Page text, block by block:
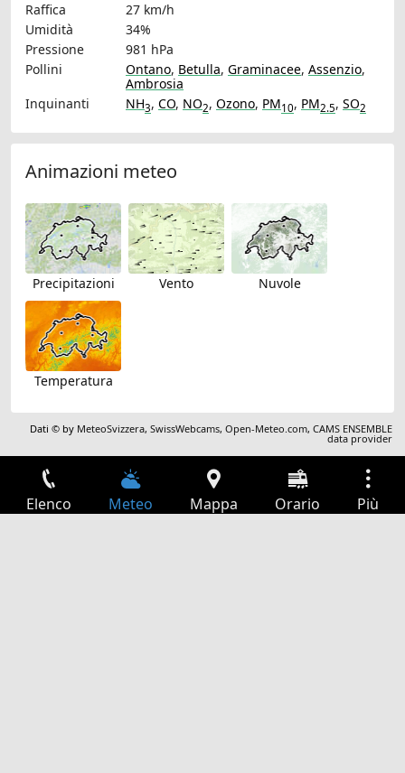
Raffica
27 km/h
Umidità
34%
Pressione
981 hPa
Pollini
Ontano, Betulla, Graminacee, Assenzio,
Ambrosia
Inquinanti
NH3, CO, NO2, Ozono, PM10, PM2.5, SO2
Animazioni meteo
Precipitazioni Vento Nuvole
Temperatura
Dati © by MeteoSvizzera,SwissWebcams,Open-Meteo.com,CAMS ENSEMBLE
data provider
Elenco Meteo Mappa Orario Più